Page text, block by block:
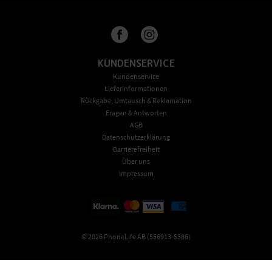
KUNDENSERVICE
Kundenservice
Lieferinformationen
Rückgabe, Umtausch & Reklamation
Fragen & Antworten
AGB
Datenschutzerklärung
Barrierefreiheit
Über uns
Impressum
© 2026 PhoneLife AB (556913-5386)